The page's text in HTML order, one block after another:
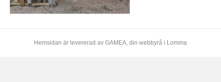
Hemsidan är levererad av GAMEA, din webbyrå i Lomma